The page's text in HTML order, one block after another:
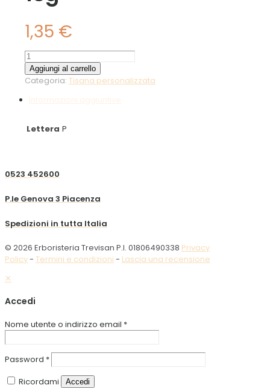
1,35 €
Papavero
petali
10g
Aggiungi al carrello
Categoria: Tisana personalizzata
Informazioni aggiuntive
Lettera P
0523 452600
P.le Genova 3 Piacenza
Spedizioni in tutta Italia
© 2026 Erboristeria Trevisan P.I. 01806490338 Privacy
Policy- Termini e condizioni - Lascia una recensione
✕
Accedi
Nome utente o indirizzo email *
Password *
Ricordami
Accedi